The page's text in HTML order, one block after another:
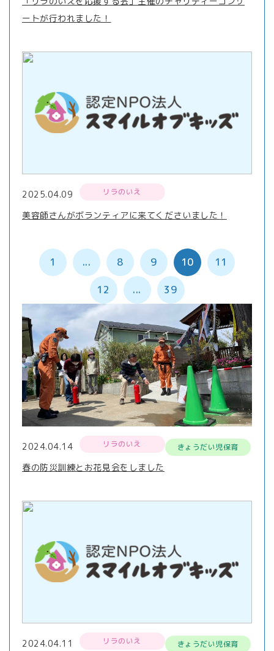
ートが行われました！
2025.04.09 リラのいえ
美容師さんがボランティアに来てくださいました！
1 ... 8 9 10 11
12 ... 39
2024.04.14 リラのいえ きょうだい児保育
春の防災訓練とお花見会をしました
2024.04.11 リラのいえ きょうだい児保育